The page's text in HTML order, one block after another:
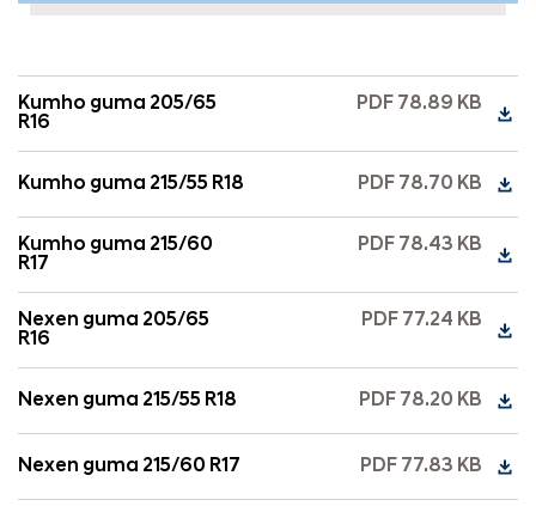
Kumho guma 205/65
R16
PDF 78.89 KB
Kumho guma 215/55 R18 PDF 78.70 KB
Kumho guma 215/60
R17
PDF 78.43 KB
Nexen guma 205/65
R16
PDF 77.24 KB
Nexen guma 215/55 R18 PDF 78.20 KB
Nexen guma 215/60 R17 PDF 77.83 KB